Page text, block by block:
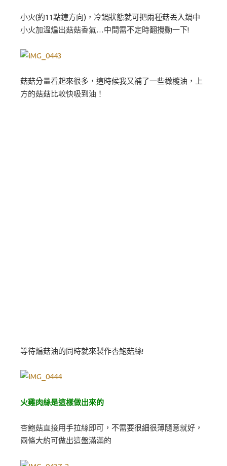
小火(約11點鐘方向)，冷鍋狀態就可把兩種菇丟入鍋中
小火加溫煸出菇菇香氣…中間需不定時翻攪動一下!
菇菇分量看起來很多，這時候我又補了一些橄欖油，上
方的菇菇比較快吸到油！
等待煸菇油的同時就來製作杏鮑菇絲!
火雞肉絲是這樣做出來的
杏鮑菇直接用手拉絲即可，不需要很細很薄隨意就好，
兩條大約可做出這盤滿滿的